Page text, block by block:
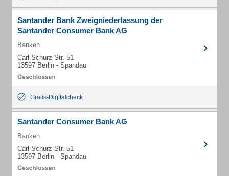
Santander Bank Zweigniederlassung der
Santander Consumer Bank AG
Banken
Carl-Schurz-Str. 51
13597 Berlin - Spandau
Gratis-Digitalcheck
Santander Consumer Bank AG
Banken
Carl-Schurz-Str. 51
13597 Berlin - Spandau